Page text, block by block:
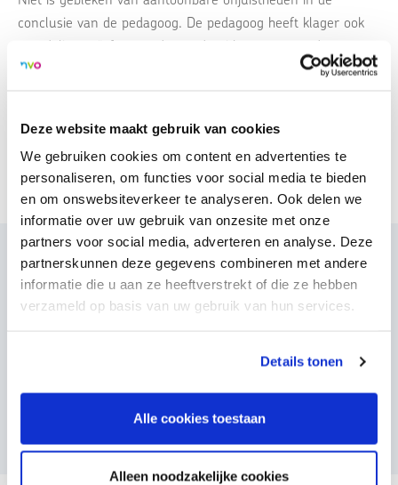
Deze website maakt gebruik van cookies
We gebruiken cookies om content en advertenties te
personaliseren, om functies voor social media te bieden
en om onswebsiteverkeer te analyseren. Ook delen we
informatie over uw gebruik van onzesite met onze
partners voor social media, adverteren en analyse. Deze
partnerskunnen deze gegevens combineren met andere
informatie die u aan ze heeftverstrekt of die ze hebben
verzameld op basis van uw gebruik van hun services.
Details tonen
Alle cookies toestaan
Alleen noodzakelijke cookies
conclusie van de pedagoog. De pedagoog heeft klager ook
mondeling geïnformeerd over de uitkomsten van de
screening.
Uitspraak CvT 16-05 PDF - 216.74 KB
Gerelateerde uitspraak
In eerste aanleg werd een klacht ingediend tegen een
pedagoge, werkzaam bij een onderwijsadviesdienst, over een
second opinion naar het vermoeden van dyslexie, die zij had